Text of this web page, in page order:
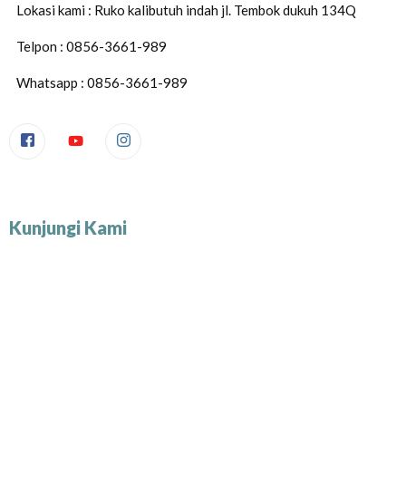
Lokasi kami : Ruko kalibutuh indah jl. Tembok dukuh 134Q
Telpon : 0856-3661-989
Whatsapp : 0856-3661-989
Kunjungi Kami